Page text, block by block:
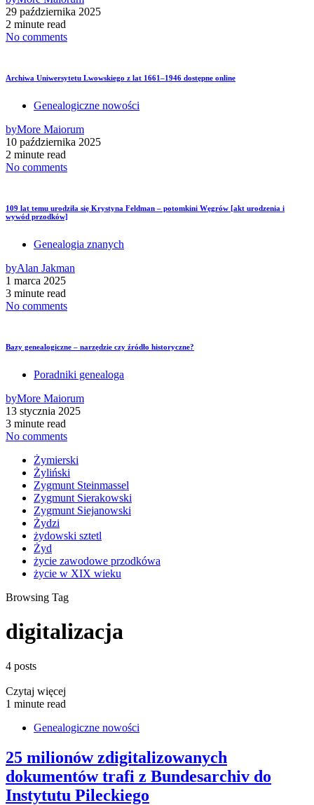
29 października 2025
2 minute read
No comments
Archiwa Uniwersytetu Lwowskiego z lat 1661–1946 dostępne online
Genealogiczne nowości
byMore Maiorum
10 października 2025
2 minute read
No comments
109 lat temu urodziła się Krystyna Feldman – potomkini Węgrów [akt urodzenia i
wywód przodków]
Genealogia znanych
byAlan Jakman
1 marca 2025
3 minute read
No comments
Bazy genealogiczne – narzędzie czy źródło historyczne?
Poradniki genealoga
byMore Maiorum
13 stycznia 2025
3 minute read
No comments
Żymierski
Żyliński
Zygmunt Steinmassel
Zygmunt Sierakowski
Zygmunt Siejanowski
Żydzi
żydowski sztetl
Żyd
życie zawodowe przodkówa
życie w XIX wieku
Browsing Tag
digitalizacja
4 posts
Czytaj więcej
1 minute read
Genealogiczne nowości
25 milionów zdigitalizowanych
dokumentów trafi z Bundesarchiv do
Instytutu Pileckiego